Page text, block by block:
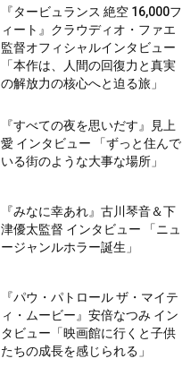
『タービュランス 絶空 16,000フ
ィート』クラウディオ・ファエ
監督オフィシャルインタビュー
「本作は、人間の回復力と真実
の解放力の核心へと迫る旅」
『すべての夜を思いだす』見上
愛 インタビュー 「ずっと住んで
いる街のような大事な場所」
『みなに幸あれ』古川琴音＆下
津優太監督 インタビュー 「ニュ
ージャンルホラー誕生」
『パウ・パトロール ザ・マイテ
ィ・ムービー』安倍なつみ イン
タビュー「映画館に行くと子供
たちの成長を感じられる」